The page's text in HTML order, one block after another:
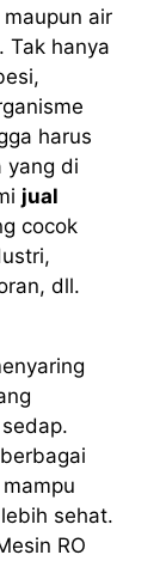
air
Tak hanya
harus
yang di
jual
cocok
dll.
sehat.
RO